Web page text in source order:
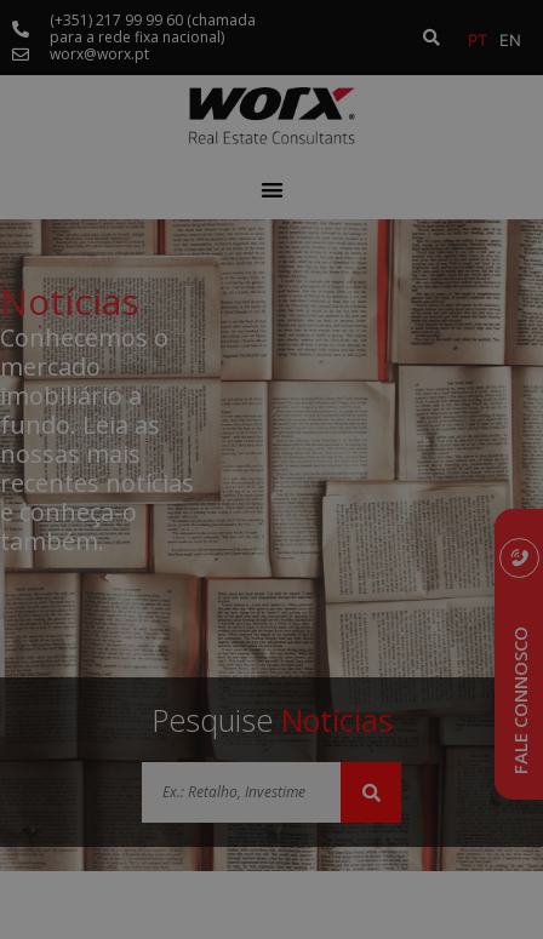
(+351) 217 99 99 60 (chamada
para a rede fixa nacional)
worx@worx.pt
PT EN
FALE CONNOSCO
Notícias
Conhecemos o
mercado
imobiliário a
fundo. Leia as
nossas mais
recentes notícias
e conheça-o
também.
Pesquise Notícias